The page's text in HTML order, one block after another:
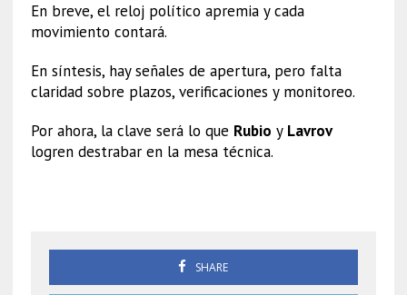
En breve, el reloj político apremia y cada
movimiento contará.
En síntesis, hay señales de apertura, pero falta
claridad sobre plazos, verificaciones y monitoreo.
Por ahora, la clave será lo que Rubio y Lavrov
logren destrabar en la mesa técnica.
SHARE